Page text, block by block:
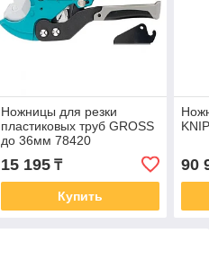
Ножницы для резки
пластиковых труб GROSS
до 36мм 78420
15 195₸
Купить
90